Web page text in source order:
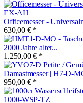
Officemesser -
630,00 € *
2000 Jahre alter...
1.250,00 € *
Damastmesser | H7-D-
950,00 € *